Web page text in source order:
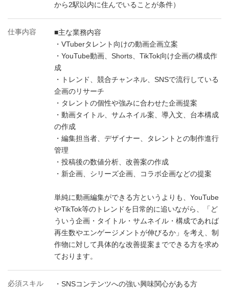
から2駅以内に住んでいることが条件）
仕事内容
■主な業務内容
・VTuberタレント向けの動画企画立案
・YouTube動画、Shorts、TikTok向け企画の構成作
成
・トレンド、競合チャンネル、SNSで流行している
企画のリサーチ
・タレントの個性や強みに合わせた企画提案
・動画タイトル、サムネイル案、導入文、台本構成
の作成
・編集担当者、デザイナー、タレントとの制作進行
管理
・投稿後の数値分析、改善案の作成
・新企画、シリーズ企画、コラボ企画などの提案
単純に動画編集ができる方というよりも、YouTube
やTikTok等のトレンドを日常的に追いながら、「ど
ういう企画・タイトル・サムネイル・構成であれば
再生数やエンゲージメントが伸びるか」を考え、制
作物に対して具体的な改善提案までできる方を求め
ております。
必須スキル
・SNSコンテンツへの強い興味関心がある方